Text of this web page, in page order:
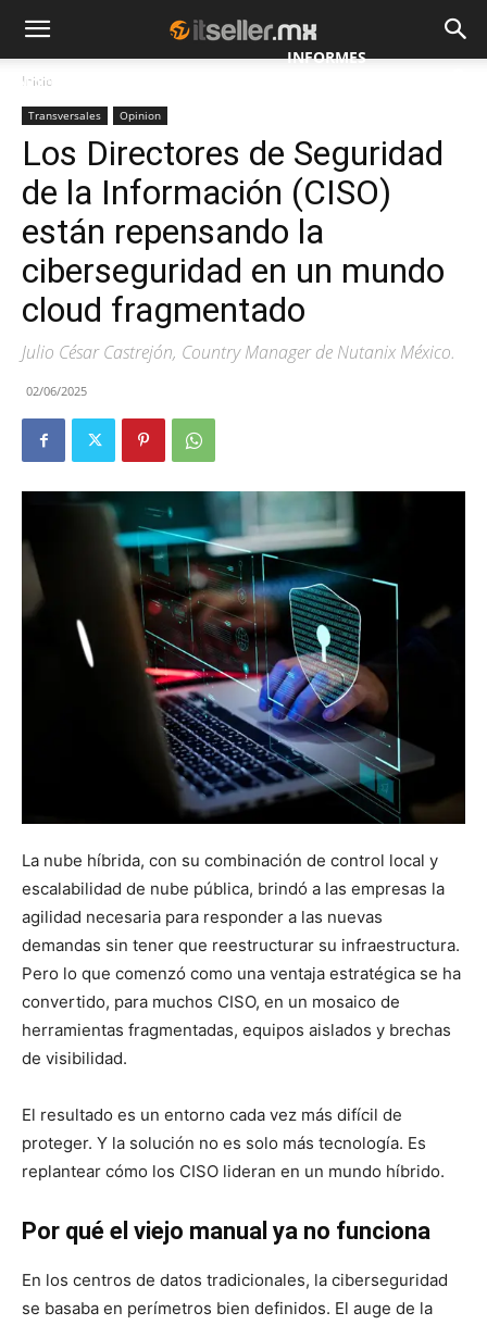
NOTICIAS
INFORMES
Inicio
Transversales Opinion
Los Directores de Seguridad
de la Información (CISO)
están repensando la
ciberseguridad en un mundo
cloud fragmentado
Julio César Castrejón, Country Manager de Nutanix México.
02/06/2025
La nube híbrida, con su combinación de control local y
escalabilidad de nube pública, brindó a las empresas la
agilidad necesaria para responder a las nuevas
demandas sin tener que reestructurar su infraestructura.
Pero lo que comenzó como una ventaja estratégica se ha
convertido, para muchos CISO, en un mosaico de
herramientas fragmentadas, equipos aislados y brechas
de visibilidad.
El resultado es un entorno cada vez más difícil de
proteger. Y la solución no es solo más tecnología. Es
replantear cómo los CISO lideran en un mundo híbrido.
Por qué el viejo manual ya no funciona
En los centros de datos tradicionales, la ciberseguridad
se basaba en perímetros bien definidos. El auge de la